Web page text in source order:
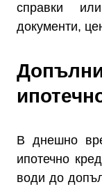
справки
документи,
В днешно
ипотечно
води до